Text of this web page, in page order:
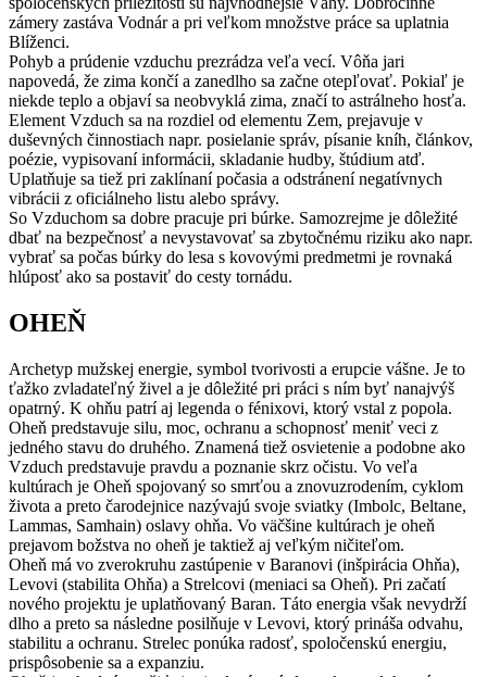
zámery zastáva Vodnár a pri veľkom množstve práce sa uplatnia
Blíženci.
Pohyb a prúdenie vzduchu prezrádza veľa vecí. Vôňa jari
napovedá, že zima končí a zanedlho sa začne otepľovať. Pokiaľ je
niekde teplo a objaví sa neobvyklá zima, značí to astrálneho hosťa.
Element Vzduch sa na rozdiel od elementu Zem, prejavuje v
duševných činnostiach napr. posielanie správ, písanie kníh, článkov,
poézie, vypisovaní informácii, skladanie hudby, štúdium atď.
Uplatňuje sa tiež pri zaklínaní počasia a odstránení negatívnych
vibrácii z oficiálneho listu alebo správy.
So Vzduchom sa dobre pracuje pri búrke. Samozrejme je dôležité
dbať na bezpečnosť a nevystavovať sa zbytočnému riziku ako napr.
vybrať sa počas búrky do lesa s kovovými predmetmi je rovnaká
hlúposť ako sa postaviť do cesty tornádu.
OHEŇ
Archetyp mužskej energie, symbol tvorivosti a erupcie vášne. Je to
ťažko zvladateľný živel a je dôležité pri práci s ním byť nanajvýš
opatrný. K ohňu patrí aj legenda o fénixovi, ktorý vstal z popola.
Oheň predstavuje silu, moc, ochranu a schopnosť meniť veci z
jedného stavu do druhého. Znamená tiež osvietenie a podobne ako
Vzduch predstavuje pravdu a poznanie skrz očistu. Vo veľa
kultúrach je Oheň spojovaný so smrťou a znovuzrodením, cyklom
života a preto čarodejnice nazývajú svoje sviatky (Imbolc, Beltane,
Lammas, Samhain) oslavy ohňa. Vo väčšine kultúrach je oheň
prejavom božstva no oheň je taktiež aj veľkým ničiteľom.
Oheň má vo zverokruhu zastúpenie v Baranovi (inšpirácia Ohňa),
Levovi (stabilita Ohňa) a Strelcovi (meniaci sa Oheň). Pri začatí
nového projektu je uplatňovaný Baran. Táto energia však nevydrží
dlho a preto sa následne posilňuje v Levovi, ktorý prináša odvahu,
stabilitu a ochranu. Strelec ponúka radosť, spoločenskú energiu,
prispôsobenie sa a expanziu.